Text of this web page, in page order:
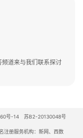
道来与我们联系探讨
号-14
苏B2-20130048号
注册服务机构：新网、西数